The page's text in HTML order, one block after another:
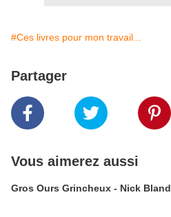
#Ces livres pour mon travail...
Partager
Vous aimerez aussi
Gros Ours Grincheux - Nick Bland